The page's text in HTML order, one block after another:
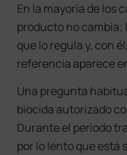
En la mayoría de los
producto no cambia;
que lo regula y, con
referencia aparece
Una pregunta
biocida autorizado
Durante el periodo
por lo lento que está